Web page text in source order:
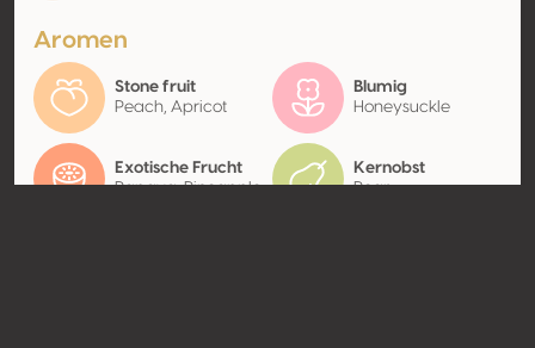
Aromen
Stone fruit
Peach, Apricot
Blumig
Honeysuckle
Exotische Frucht
Papaya, Pineapple
Kernobst
Pear